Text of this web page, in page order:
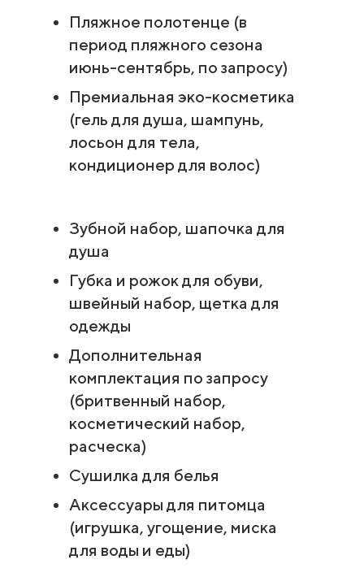
Пляжное полотенце (в
период пляжного сезона
июнь-сентябрь, по запросу)
Премиальная эко-косметика
(гель для душа, шампунь,
лосьон для тела,
кондиционер для волос)
Зубной набор, шапочка для
душа
Губка и рожок для обуви,
швейный набор, щетка для
одежды
Дополнительная
комплектация по запросу
(бритвенный набор,
косметический набор,
расческа)
Сушилка для белья
Аксессуары для питомца
(игрушка, угощение, миска
для воды и еды)